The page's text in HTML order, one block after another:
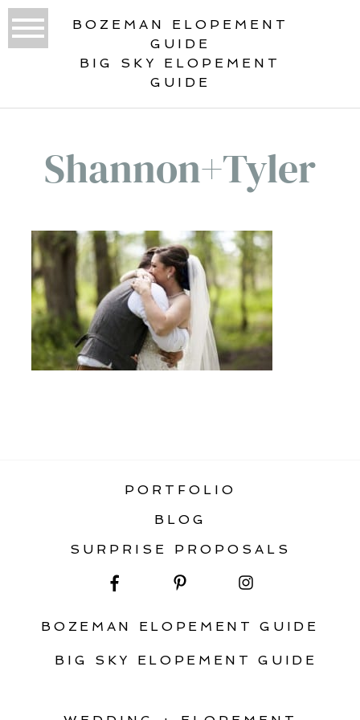
BOZEMAN ELOPEMENT
GUIDE
BIG SKY ELOPEMENT
GUIDE
Shannon+Tyler
PORTFOLIO
BLOG
SURPRISE PROPOSALS
BOZEMAN ELOPEMENT GUIDE
BIG SKY ELOPEMENT GUIDE